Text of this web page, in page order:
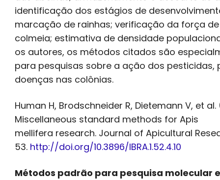
identificação dos estágios de
marcação de rainhas; verificação da força
colmeia; estimativa de densidade
os autores, os métodos citados são
para pesquisas sobre a ação dos pesticidas,
doenças nas colônias.
Human H, Brodschneider R, Dietemann V, et al.
Miscellaneous standard methods for Apis
mellifera research. Journal of Apicultural
53. http://doi.org/10.3896/IBRA.1.52.4.10
Métodos padrão para pesquisa molecular